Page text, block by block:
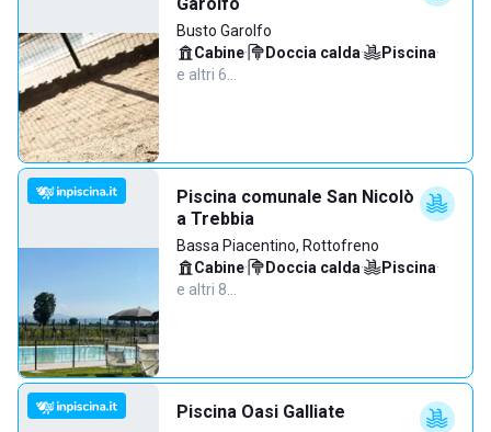
Busto Garolfo
Cabine· Doccia calda· Piscina·
e altri 6…
Piscina comunale San Nicolò
a Trebbia
Bassa Piacentino, Rottofreno
Cabine· Doccia calda· Piscina·
e altri 8…
Piscina Oasi Galliate